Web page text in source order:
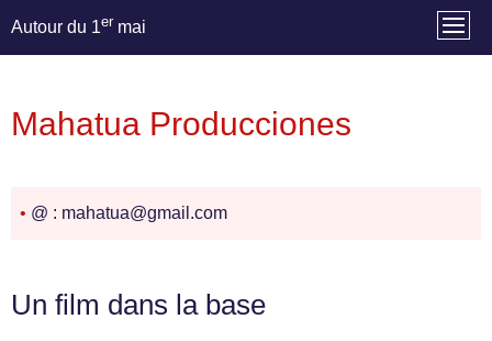
Autour du 1er mai
Mahatua Producciones
• @ : mahatua@gmail.com
Un film dans la base